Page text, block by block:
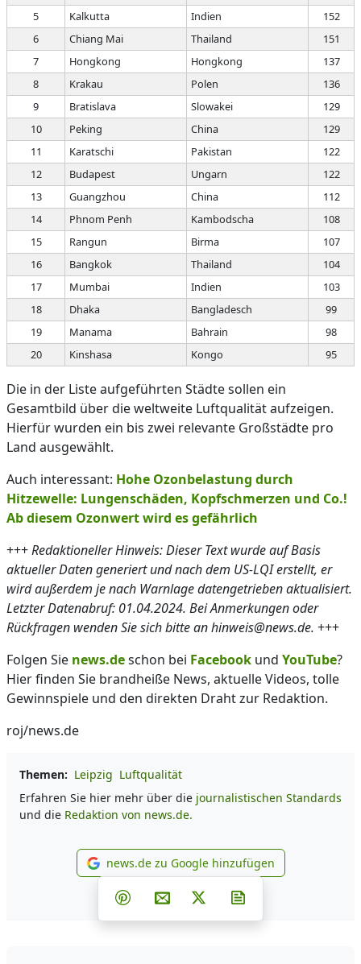
5
Kalkutta Indien
152
6
Chiang Mai Thailand
151
7
Hongkong Hongkong
137
8
Krakau Polen
136
9
Bratislava Slowakei
129
10
Peking China
129
11
Karatschi Pakistan
122
12
Budapest Ungarn
122
13
Guangzhou China
112
14
Phnom Penh Kambodscha
108
15
Rangun Birma
107
16
Bangkok Thailand
104
17
Mumbai Indien
103
18
Dhaka Bangladesch
99
19
Manama Bahrain
98
20
Kinshasa Kongo 95
Die in der Liste aufgeführten Städte sollen ein
Gesamtbild über die weltweite Luftqualität aufzeigen.
Hierfür wurden ein bis zwei relevante Großstädte pro
Land ausgewählt.
Auch interessant: Hohe Ozonbelastung durch
Hitzewelle: Lungenschäden, Kopfschmerzen und Co.!
Ab diesem Ozonwert wird es gefährlich
+++Redaktioneller Hinweis: Dieser Text wurde auf Basis
aktueller Daten generiert und nach dem US-LQI erstellt, er
wird außerdem je nach Warnlage datengetrieben aktualisiert.
Letzter Datenabruf: 01.04.2024. Bei Anmerkungen oder
Rückfragen wenden Sie sich bitte an hinweis@news.de. +++
Folgen Sie news.deschon bei Facebook und YouTube?
Hier finden Sie brandheiße News, aktuelle Videos, tolle
Gewinnspiele und den direkten Draht zur Redaktion.
roj/news.de
Themen: Leipzig Luftqualität
Erfahren Sie hier mehr über die journalistischen Standards
und die Redaktion von news.de.
news.de zu Google
news.de zu Google hinzufügen
Teilen auf Facebook
Teilen auf Whatsapp
Teilen auf Telegram
Teilen auf Pinterest
Per E-Mail teilen
Post auf X